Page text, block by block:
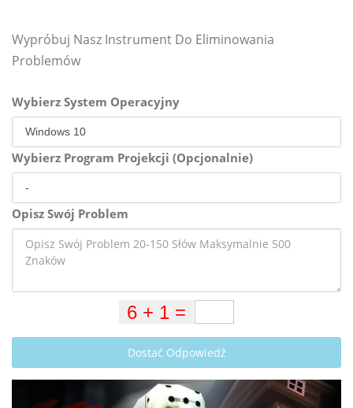
Wypróbuj Nasz Instrument Do Eliminowania
Problemów
Wybierz System Operacyjny
Wybierz Program Projekcji (Opcjonalnie)
Opisz Swój Problem
Dostać Odpowiedź